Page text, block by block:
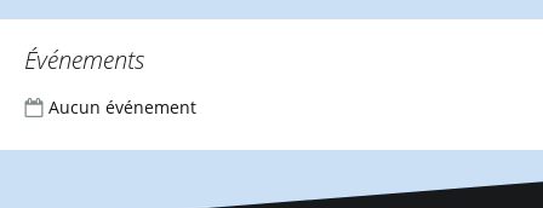
Événements
Aucun événement